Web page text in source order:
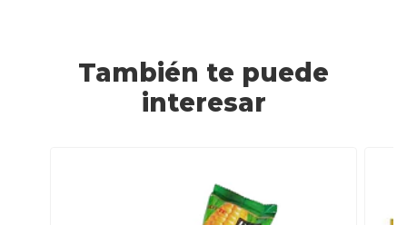
También te puede
interesar